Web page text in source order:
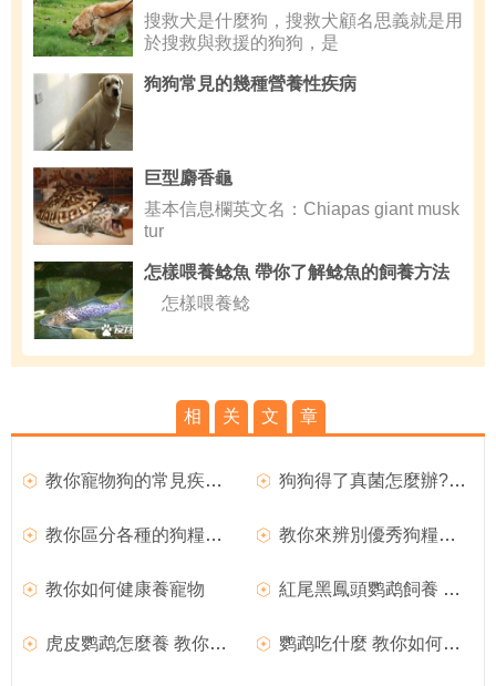
搜救犬是什麼狗，搜救犬顧名思義就是用
於搜救與救援的狗狗，是
狗狗常見的幾種營養性疾病
巨型麝香龜
基本信息欄英文名：Chiapas giant musk
tur
怎樣喂養鲶魚 帶你了解鲶魚的飼養方法
怎樣喂養鲶
相 关 文 章
教你寵物狗的常見疾病預防措施 狗狗得了真菌怎麼辦?教你解決辦法
教你區分各種的狗糧的成分 教你來辨別優秀狗糧的方法
教你如何健康養寵物 紅尾黑鳳頭鹦鹉飼養 教你正確飼養方法
虎皮鹦鹉怎麼養 教你真確飼養虎皮鹦鹉 鹦鹉吃什麼 教你如何喂養鹦鹉